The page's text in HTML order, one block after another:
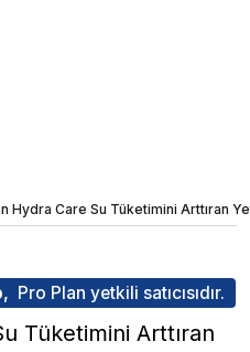
Hydra Care Su Tüketimini Arttıran
Pro Plan yetkili satıcısıdır.
Tüketimini Arttıran